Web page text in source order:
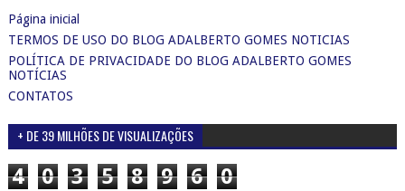
Página inicial
TERMOS DE USO DO BLOG ADALBERTO GOMES NOTICIAS
POLÍTICA DE PRIVACIDADE DO BLOG ADALBERTO GOMES
NOTÍCIAS
CONTATOS
+ DE 39 MILHÕES DE VISUALIZAÇÕES
4 0 3 5 8 9 6 0